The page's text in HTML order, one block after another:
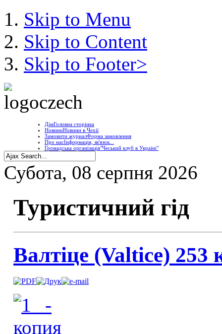
Skip to Menu
Skip to Content
Skip to Footer>
ДімГоловна сторінка
НовиниНовини в Чехії
Замовити журналФорма замовлення
Про насІнформація, зв'язок...
Громадська організація"Чеський клуб в Україні"
Субота, 08 серпня 2026
Туристичний гід
Валтіце (Valtice) 253